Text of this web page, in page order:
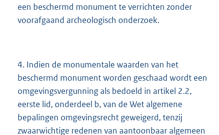
een beschermd monument te verrichten zonder
voorafgaand archeologisch onderzoek.
4. Indien de monumentale waarden van het
beschermd monument worden geschaad wordt een
omgevingsvergunning als bedoeld in artikel 2.2,
eerste lid, onderdeel b, van de Wet algemene
bepalingen omgevingsrecht geweigerd, tenzij
zwaarwichtige redenen van aantoonbaar algemeen